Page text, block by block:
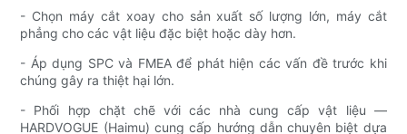
- Chọn máy cắt xoay cho sản xuất số lượng lớn, máy cắt
phẳng cho các vật liệu đặc biệt hoặc dày hơn.
- Áp dụng SPC và FMEA để phát hiện các vấn đề trước khi
chúng gây ra thiệt hại lớn.
- Phối hợp chặt chẽ với các nhà cung cấp vật liệu —
HARDVOGUE (Haimu) cung cấp hướng dẫn chuyên biệt dựa